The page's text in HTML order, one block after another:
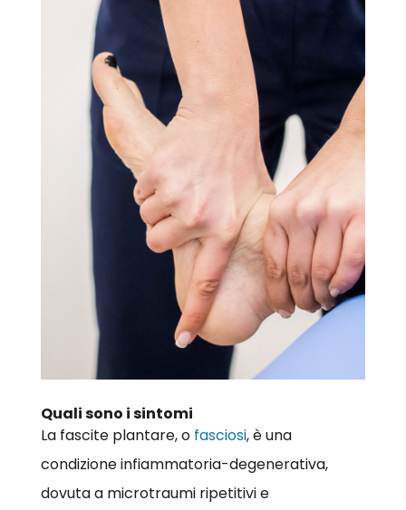
Quali sono i sintomi
La fascite plantare, o fasciosi, è una
condizione infiammatoria-degenerativa,
dovuta a microtraumi ripetitivi e